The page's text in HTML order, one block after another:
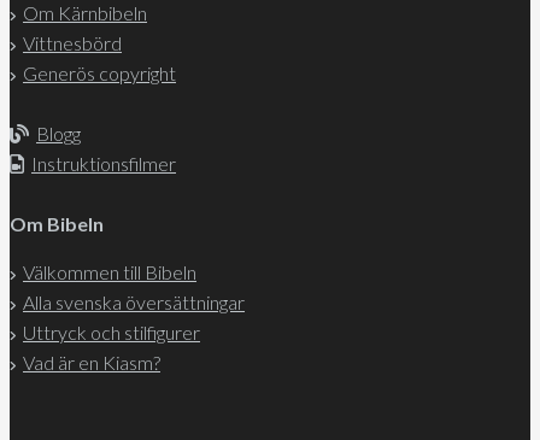
Om Kärnbibeln
Vittnesbörd
Generös copyright
Blogg
Instruktionsfilmer
Om Bibeln
Välkommen till Bibeln
Alla svenska översättningar
Uttryck och stilfigurer
Vad är en Kiasm?